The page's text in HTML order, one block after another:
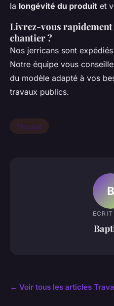
la longévité du produit et
Livrez-vous rapidement
chantier ?
Nos jerricans sont
Notre équipe vous
du modèle adapté à vos
travaux publics.
Travaux
B
ECRIT
← Voir tous les articles